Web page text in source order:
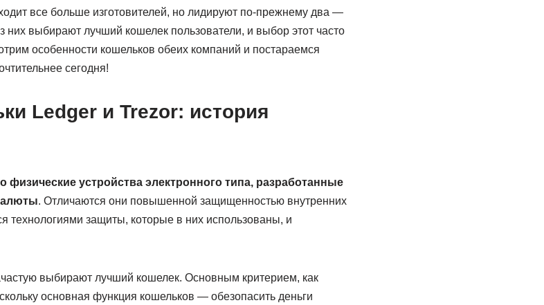
все больше изготовителей, но лидируют по-прежнему два —
них выбирают лучший кошелек пользователи, и выбор этот часто
особенности кошельков обеих компаний и постараемся
сегодня!
Ledger и Trezor: история
устройства электронного типа, разработанные
. Отличаются они повышенной защищенностью внутренних
технологиями защиты, которые в них использованы, и
выбирают лучший кошелек. Основным критерием, как
основная функция кошельков — обезопасить деньги